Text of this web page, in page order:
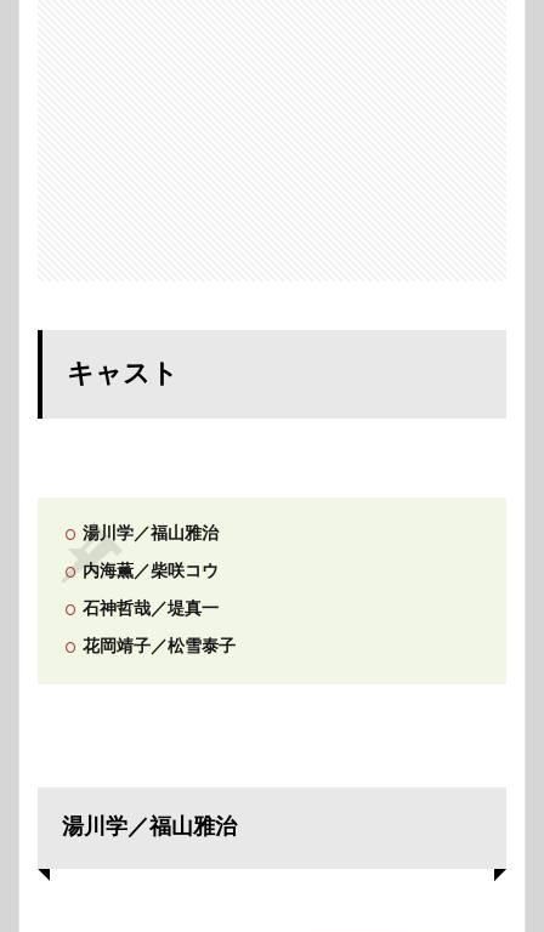
キャスト
湯川学／福山雅治
内海薫／柴咲コウ
石神哲哉／堤真一
花岡靖子／松雪泰子
湯川学／福山雅治